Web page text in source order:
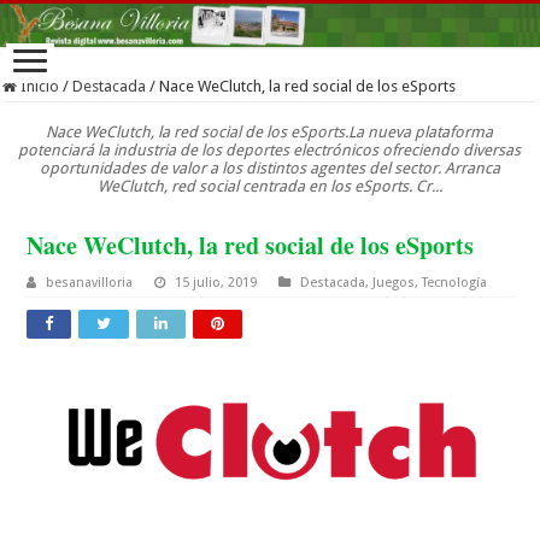
Inicio / Destacada / Nace WeClutch, la red social de los eSports
Nace WeClutch, la red social de los eSports.La nueva plataforma
potenciará la industria de los deportes electrónicos ofreciendo diversas
oportunidades de valor a los distintos agentes del sector. Arranca
WeClutch, red social centrada en los eSports. Cr...
Nace WeClutch, la red social de los eSports
besanavilloria 15 julio, 2019 Destacada, Juegos,Tecnología